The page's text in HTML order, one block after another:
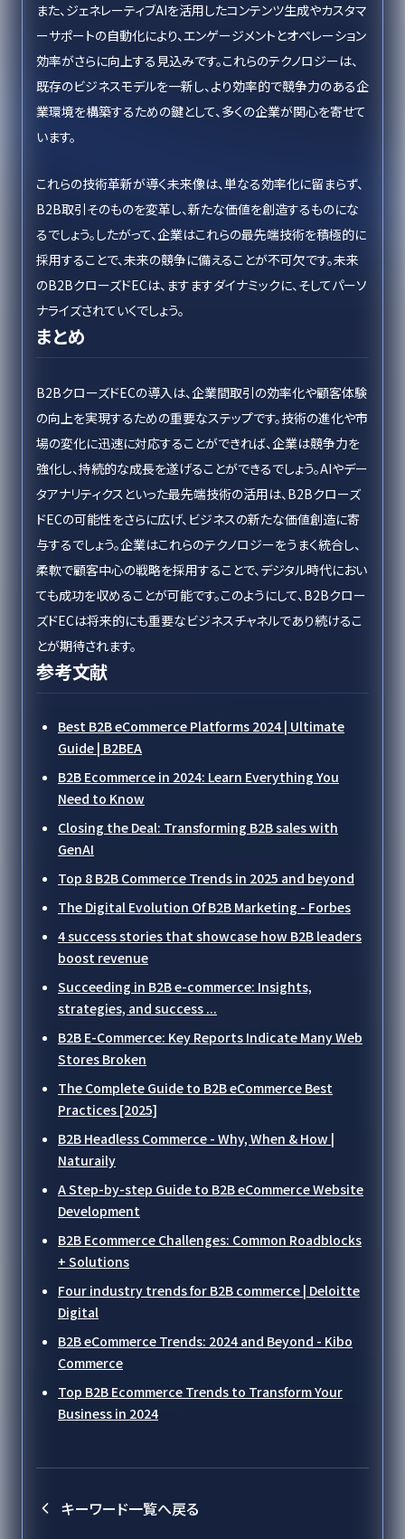
また、ジェネレーティブAIを活用したコンテンツ生成やカスタマ
ーサポートの自動化により、エンゲージメントとオペレーション
効率がさらに向上する見込みです。これらのテクノロジーは、
既存のビジネスモデルを一新し、より効率的で競争力のある企
業環境を構築するための鍵として、多くの企業が関心を寄せて
います。
これらの技術革新が導く未来像は、単なる効率化に留まらず、
B2B取引そのものを変革し、新たな価値を創造するものにな
るでしょう。したがって、企業はこれらの最先端技術を積極的に
採用することで、未来の競争に備えることが不可欠です。未来
のB2BクローズドECは、ますますダイナミックに、そしてパーソ
ナライズされていくでしょう。
まとめ
B2BクローズドECの導入は、企業間取引の効率化や顧客体験
の向上を実現するための重要なステップです。技術の進化や市
場の変化に迅速に対応することができれば、企業は競争力を
強化し、持続的な成長を遂げることができるでしょう。AIやデー
タアナリティクスといった最先端技術の活用は、B2Bクローズ
ドECの可能性をさらに広げ、ビジネスの新たな価値創造に寄
与するでしょう。企業はこれらのテクノロジーをうまく統合し、
柔軟で顧客中心の戦略を採用することで、デジタル時代におい
ても成功を収めることが可能です。このようにして、B2Bクロー
ズドECは将来的にも重要なビジネスチャネルであり続けるこ
とが期待されます。
参考文献
Best B2B eCommerce Platforms 2024 | Ultimate
Guide | B2BEA
B2B Ecommerce in 2024: Learn Everything You
Need to Know
Closing the Deal: Transforming B2B sales with
GenAI
Top 8 B2B Commerce Trends in 2025 and beyond
The Digital Evolution Of B2B Marketing - Forbes
4 success stories that showcase how B2B leaders
boost revenue
Succeeding in B2B e-commerce: Insights,
strategies, and success ...
B2B E-Commerce: Key Reports Indicate Many Web
Stores Broken
The Complete Guide to B2B eCommerce Best
Practices [2025]
B2B Headless Commerce - Why, When & How |
Naturaily
A Step-by-step Guide to B2B eCommerce Website
Development
B2B Ecommerce Challenges: Common Roadblocks
+ Solutions
Four industry trends for B2B commerce | Deloitte
Digital
B2B eCommerce Trends: 2024 and Beyond - Kibo
Commerce
Top B2B Ecommerce Trends to Transform Your
Business in 2024
キーワード一覧へ戻る